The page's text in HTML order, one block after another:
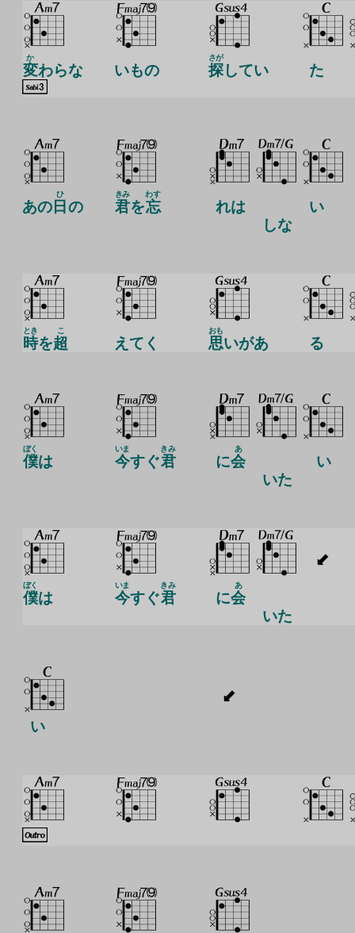
変
か
わらな いもの 探
さが
してい た
あの 日
ひ
の 君
きみ
を忘
わす
れは
しな
い
時
とき
を超
こ
えてく 思
おも
いがあ る
僕
ぼく
は 今
いま
すぐ君
きみ
に会
あ
いた
い
僕
ぼく
は 今
いま
すぐ君
きみ
に会
あ
いた
い